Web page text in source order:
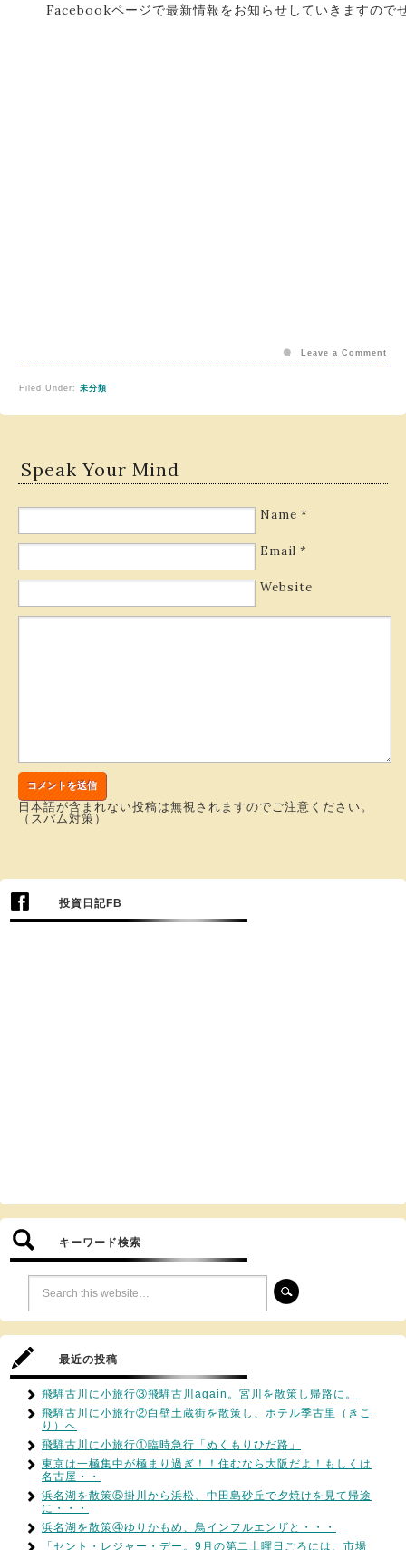
Facebookページで最新情報をお知らせしていきますので
Filed Under: 未分類
Leave a Comment
Speak Your Mind
Name *
Email *
Website
日本語が含まれない投稿は無視されますのでご注意ください。
（スパム対策）
投資日記FB
キーワード検索
最近の投稿
飛騨古川に小旅行③飛騨古川again。宮川を散策し帰路に。
飛騨古川に小旅行②白壁土蔵街を散策し、ホテル季古里（きこ
り）へ
飛騨古川に小旅行①臨時急行「ぬくもりひだ路」
東京は一極集中が極まり過ぎ！！住むなら大阪だよ！もしくは
名古屋・・
浜名湖を散策⑤掛川から浜松、中田島砂丘で夕焼けを見て帰途
に・・・
浜名湖を散策④ゆりかもめ、鳥インフルエンザと・・・
「セント・レジャー・デー。9月の第二土曜日ごろには、市場